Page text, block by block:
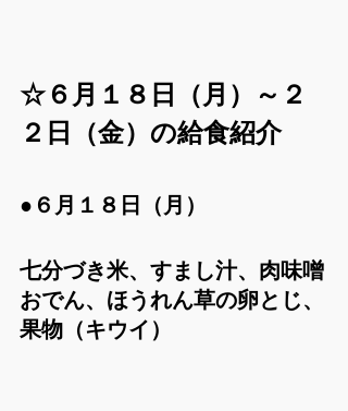
☆６月１８日（月）～２
２日（金）の給食紹介
●６月１８日（月）
七分づき米、すまし汁、肉味噌
おでん、ほうれん草の卵とじ、
果物（キウイ）